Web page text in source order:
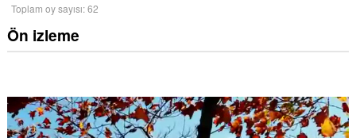
Toplam oy sayısı:62
Ön izleme